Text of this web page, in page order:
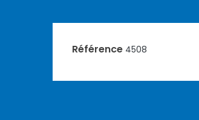
Référence 4508